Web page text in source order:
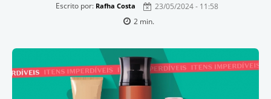
Escrito por: Rafha Costa
23/05/2024 - 11:58
2min.